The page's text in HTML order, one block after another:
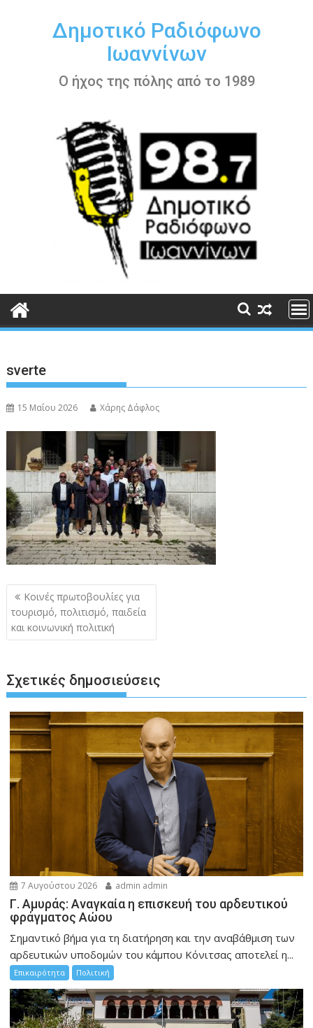
περιεχόμενοΔημοτικό Ραδιόφωνο
Ιωαννίνων
Ο ήχος της πόλης από το 1989
sverte
15 Μαΐου 2026 Χάρης Δάφλος
Πλοήγηση
άρθρων
Kοινές πρωτοβουλίες για
τουρισμό, πολιτισμό, παιδεία
και κοινωνική πολιτική
Σχετικές δημοσιεύσεις
7 Αυγούστου 2026 admin admin
Γ. Αμυράς: Αναγκαία η επισκευή του αρδευτικού
φράγματος Αώου
Σημαντικό βήμα για τη διατήρηση και την αναβάθμιση των
αρδευτικών υποδομών του κάμπου Κόνιτσας αποτελεί η...
Επικαιρότητα Πολιτική